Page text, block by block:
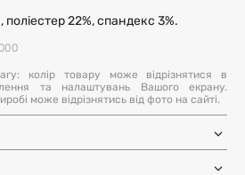
22%, спандекс 3%.
колір товару може відрізнятися в
та налаштувань Вашого екрану.
може відрізнятись від фото на сайті.
1-3 дні